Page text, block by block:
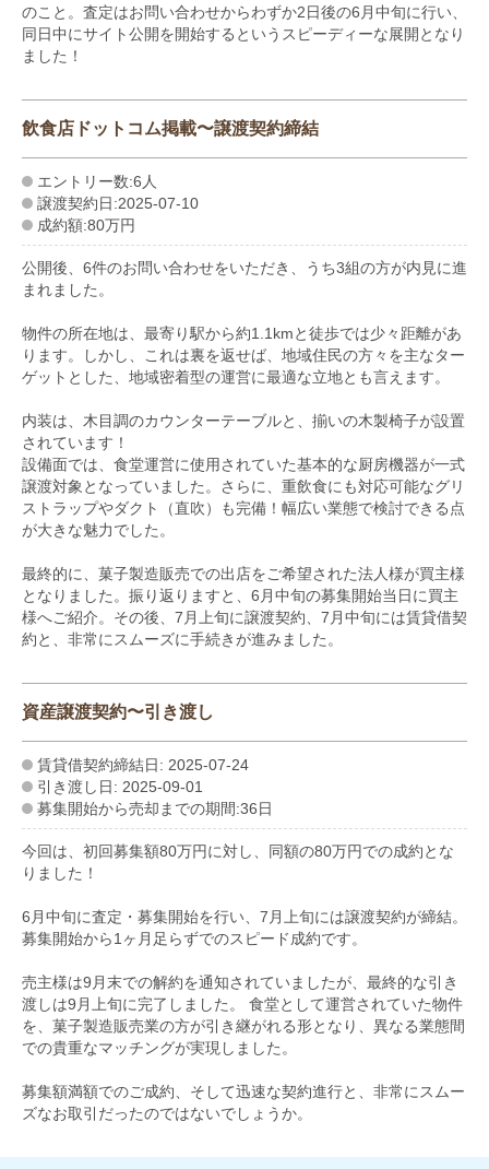
のこと。査定はお問い合わせからわずか2日後の6月中旬に行い、
同日中にサイト公開を開始するというスピーディーな展開となり
ました！
飲食店ドットコム掲載〜譲渡契約締結
エントリー数:6人
譲渡契約日:2025-07-10
成約額:80万円
公開後、6件のお問い合わせをいただき、うち3組の方が内見に進
まれました。
物件の所在地は、最寄り駅から約1.1kmと徒歩では少々距離があ
ります。しかし、これは裏を返せば、地域住民の方々を主なター
ゲットとした、地域密着型の運営に最適な立地とも言えます。
内装は、木目調のカウンターテーブルと、揃いの木製椅子が設置
されています！
設備面では、食堂運営に使用されていた基本的な厨房機器が一式
譲渡対象となっていました。さらに、重飲食にも対応可能なグリ
ストラップやダクト（直吹）も完備！幅広い業態で検討できる点
が大きな魅力でした。
最終的に、菓子製造販売での出店をご希望された法人様が買主様
となりました。振り返りますと、6月中旬の募集開始当日に買主
様へご紹介。その後、7月上旬に譲渡契約、7月中旬には賃貸借契
約と、非常にスムーズに手続きが進みました。
資産譲渡契約〜引き渡し
賃貸借契約締結日: 2025-07-24
引き渡し日: 2025-09-01
募集開始から売却までの期間:36日
今回は、初回募集額80万円に対し、同額の80万円での成約とな
りました！
6月中旬に査定・募集開始を行い、7月上旬には譲渡契約が締結。
募集開始から1ヶ月足らずでのスピード成約です。
売主様は9月末での解約を通知されていましたが、最終的な引き
渡しは9月上旬に完了しました。 食堂として運営されていた物件
を、菓子製造販売業の方が引き継がれる形となり、異なる業態間
での貴重なマッチングが実現しました。
募集額満額でのご成約、そして迅速な契約進行と、非常にスムー
ズなお取引だったのではないでしょうか。